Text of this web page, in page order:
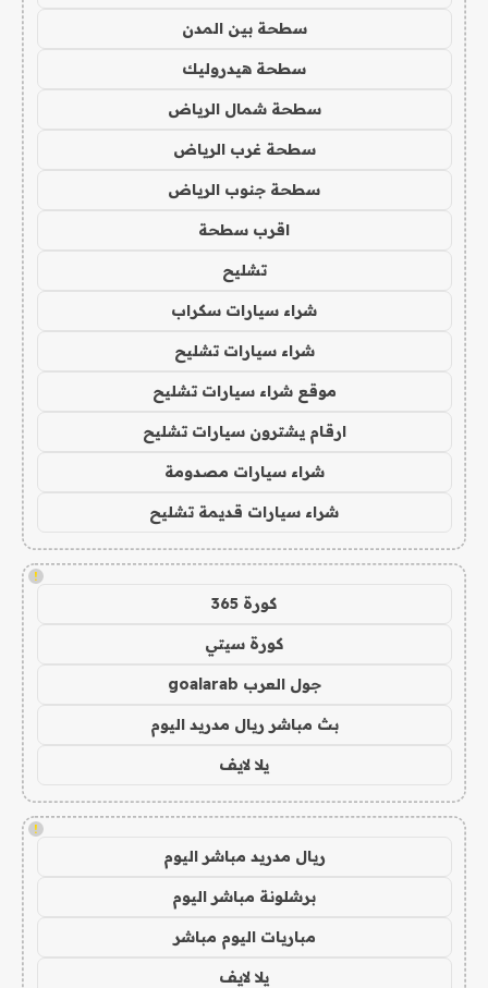
سطحة بين المدن
سطحة هيدروليك
سطحة شمال الرياض
سطحة غرب الرياض
سطحة جنوب الرياض
اقرب سطحة
تشليح
شراء سيارات سكراب
شراء سيارات تشليح
موقع شراء سيارات تشليح
ارقام يشترون سيارات تشليح
شراء سيارات مصدومة
شراء سيارات قديمة تشليح
!
كورة 365
كورة سيتي
جول العرب goalarab
بث مباشر ريال مدريد اليوم
يلا لايف
!
ريال مدريد مباشر اليوم
برشلونة مباشر اليوم
مباريات اليوم مباشر
يلا لايف